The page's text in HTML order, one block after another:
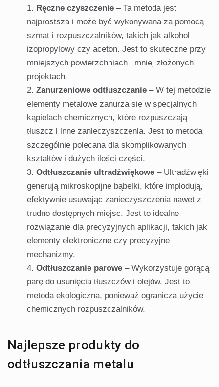
Ręczne czyszczenie – Ta metoda jest
najprostsza i może być wykonywana za pomocą
szmat i rozpuszczalników, takich jak alkohol
izopropylowy czy aceton. Jest to skuteczne przy
mniejszych powierzchniach i mniej złożonych
projektach.
Zanurzeniowe odtłuszczanie – W tej metodzie
elementy metalowe zanurza się w specjalnych
kąpielach chemicznych, które rozpuszczają
tłuszcz i inne zanieczyszczenia. Jest to metoda
szczególnie polecana dla skomplikowanych
kształtów i dużych ilości części.
Odtłuszczanie ultradźwiękowe – Ultradźwięki
generują mikroskopijne bąbelki, które implodują,
efektywnie usuwając zanieczyszczenia nawet z
trudno dostępnych miejsc. Jest to idealne
rozwiązanie dla precyzyjnych aplikacji, takich jak
elementy elektroniczne czy precyzyjne
mechanizmy.
Odtłuszczanie parowe – Wykorzystuje gorącą
parę do usunięcia tłuszczów i olejów. Jest to
metoda ekologiczna, ponieważ ogranicza użycie
chemicznych rozpuszczalników.
Najlepsze produkty do
odtłuszczania metalu